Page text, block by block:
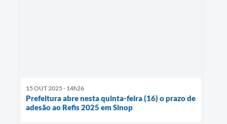
15 OUT 2025 - 14h26
Prefeitura abre nesta quinta-feira (16) o prazo de
adesão ao Refis 2025 em Sinop